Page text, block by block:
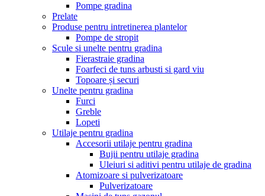
Pompe gradina
Prelate
Produse pentru intretinerea plantelor
Pompe de stropit
Scule si unelte pentru gradina
Fierastraie gradina
Foarfeci de tuns arbusti si gard viu
Topoare și securi
Unelte pentru gradina
Furci
Greble
Lopeti
Utilaje pentru gradina
Accesorii utilaje pentru gradina
Bujii pentru utilaje gradina
Uleiuri si aditivi pentru utilaje de gradina
Atomizoare si pulverizatoare
Pulverizatoare